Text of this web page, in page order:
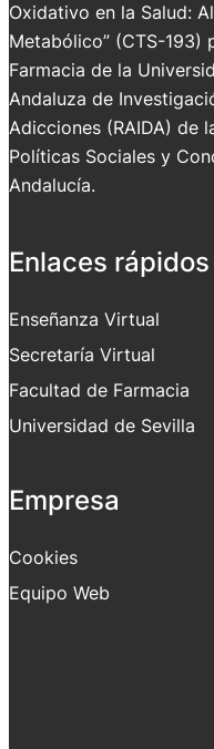
Oxidativo en la Salud:
Metabólico” (CTS-193)
Farmacia de la
Andaluza de
Adicciones (RAIDA) de
Políticas Sociales y
Andalucía.
Enlaces rápidos
Enseñanza Virtual
Secretaría Virtual
Facultad de Farmacia
Universidad de Sevilla
Empresa
Cookies
Equipo Web